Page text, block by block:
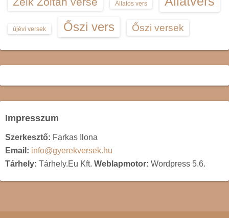
Állatos vers
újévi versek Őszi vers Őszi versek
Impresszum
Szerkesztő: Farkas Ilona
Email: info@gyerekversek.hu
Tárhely: Tárhely.Eu Kft. Weblapmotor: Wordpress 5.6.